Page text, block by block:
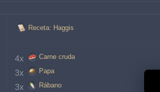
Receta: Haggis
4x Carne cruda
3x Papa
3x Rábano